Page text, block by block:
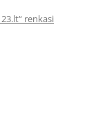
renkasi